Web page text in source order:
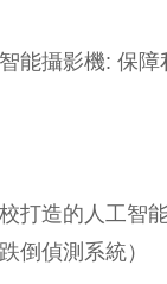
能攝影機: 保障
造的人工智
倒偵測系統）